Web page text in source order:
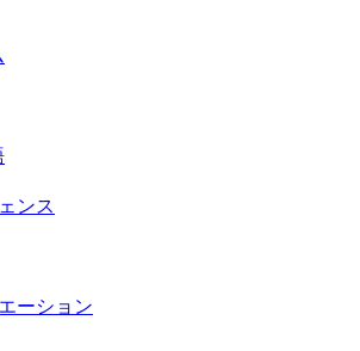
ンス
ーション